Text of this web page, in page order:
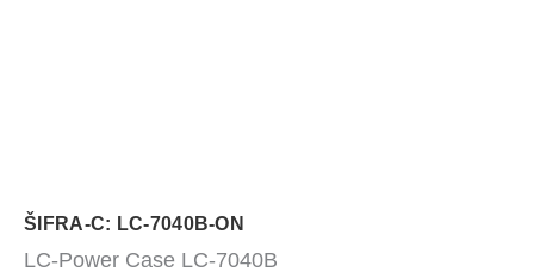
ŠIFRA-C: LC-7040B-ON
LC-Power Case LC-7040B